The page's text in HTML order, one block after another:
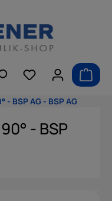
- BSP AG - BSP AG
- BSP